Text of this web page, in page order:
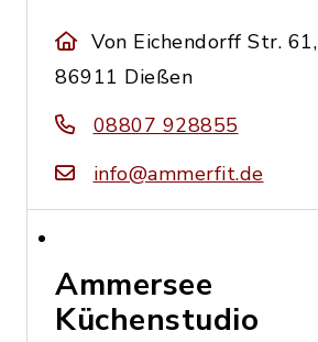
Von Eichendorff Str. 61,
86911 Dießen
08807 928855
info@ammerfit.de
Ammersee
Küchenstudio